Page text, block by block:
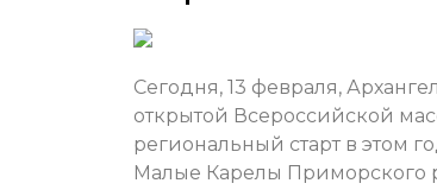
Сегодня, 13 февраля,
открытой Всероссийской
региональный старт в этом
Малые Карелы Приморского